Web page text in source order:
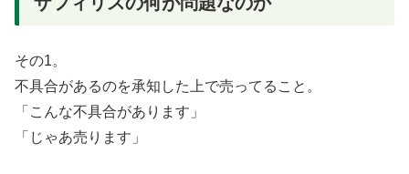
その1。
不具合があるのを承知した上で売ってること。
「こんな不具合があります」
「じゃあ売ります」